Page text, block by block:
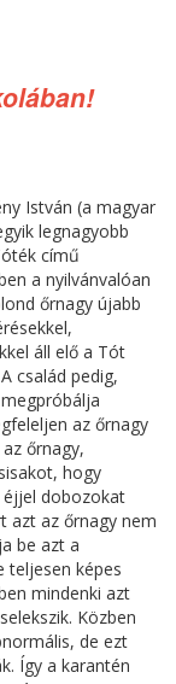
István (a magyar
legnagyobb
című
a nyilvánvalóan
őrnagy újabb
áll elő a Tót
család pedig,
az őrnagy
őrnagy,
hogy
éjjel dobozokat
azt az őrnagy nem
be azt a
teljesen képes
mindenki azt
Közben
de ezt
Így a karantén